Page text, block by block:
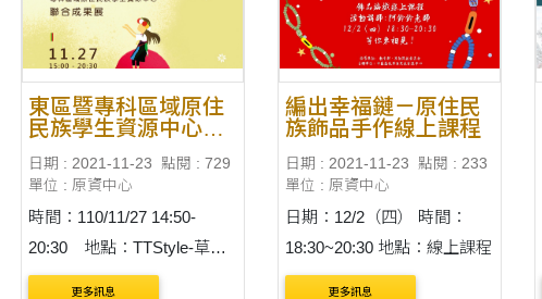
東區暨專科區域原住
民族學生資源中心聯
合成果展
日期 : 2021-11-23
點閱 : 729
單位 : 原資中心
時間：110/11/27 14:50-
20:30 地點：TTStyle-草地
廣場
更多訊息
編出幸福鏈－原住民
族飾品手作線上課程
日期 : 2021-11-23
點閱 : 233
單位 : 原資中心
日期：12/2（四） 時間：
18:30~20:30 地點：線上課程
更多訊息